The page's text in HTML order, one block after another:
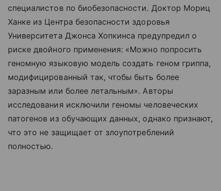
специалистов по биобезопасности. Доктор Мориц
Ханке из Центра безопасности здоровья
Университета Джонса Хопкинса предупредил о
риске двойного применения: «Можно попросить
геномную языковую модель создать геном гриппа,
модифицированный так, чтобы быть более
заразным или более летальным». Авторы
исследования исключили геномы человеческих
патогенов из обучающих данных, однако признают,
что это не защищает от злоупотреблений
полностью.